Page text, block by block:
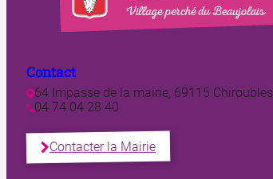
Contact
64 Impasse de la mairie, 69115 Chiroubles
04 74 04 28 40
Contacter la Mairie